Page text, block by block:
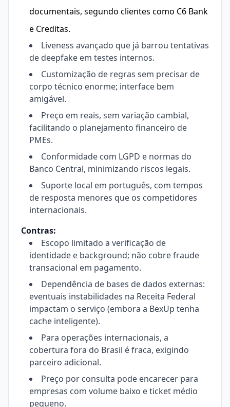
documentais, segundo clientes como C6 Bank
e Creditas.
Liveness avançado que já barrou tentativas
de deepfake em testes internos.
Customização de regras sem precisar de
corpo técnico enorme; interface bem
amigável.
Preço em reais, sem variação cambial,
facilitando o planejamento financeiro de
PMEs.
Conformidade com LGPD e normas do
Banco Central, minimizando riscos legais.
Suporte local em português, com tempos
de resposta menores que os competidores
internacionais.
Contras:
Escopo limitado a verificação de
identidade e background; não cobre fraude
transacional em pagamento.
Dependência de bases de dados externas:
eventuais instabilidades na Receita Federal
impactam o serviço (embora a BexUp tenha
cache inteligente).
Para operações internacionais, a
cobertura fora do Brasil é fraca, exigindo
parceiro adicional.
Preço por consulta pode encarecer para
empresas com volume baixo e ticket médio
pequeno.